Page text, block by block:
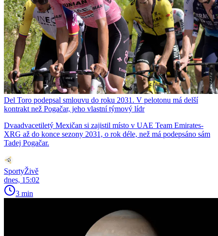
Del Toro podepsal smlouvu do roku 2031. V pelotonu má delší
kontrakt než Pogačar, jeho vlastní týmový lídr
Dvaadvacetiletý Mexičan si zajistil místo v UAE Team Emirates-
XRG až do konce sezony 2031, o rok déle, než má podepsáno sám
Tadej Pogačar.
SportyŽivě
dnes, 15:02
3 min